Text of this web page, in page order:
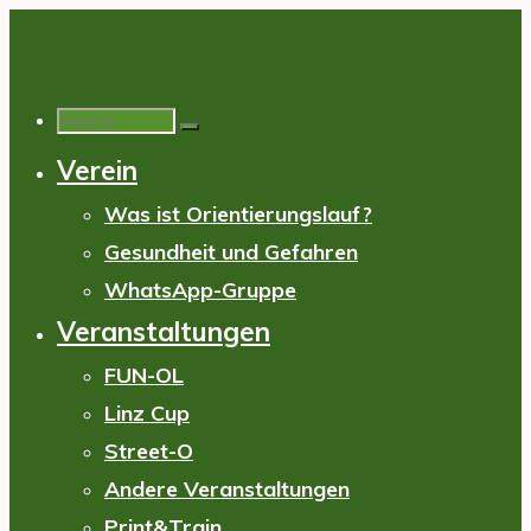
Search
for:
Verein
Was ist Orientierungslauf?
Gesundheit und Gefahren
WhatsApp-Gruppe
Veranstaltungen
FUN-OL
Linz Cup
Street-O
Andere Veranstaltungen